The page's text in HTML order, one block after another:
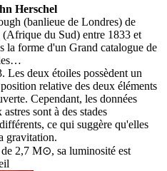
Herschel
(banlieue de Londres) de
du Sud) entre 1833 et
la forme d'un Grand catalogue de
Les deux étoiles possèdent un
relative des deux éléments
Cependant, les données
sont à des stades
ce qui suggère qu'elles
gravitation.
2,7 M⊙, sa luminosité est